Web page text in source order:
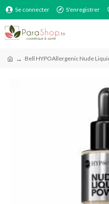
Se connecter S'enregistrer
Bell HYPOAllergenic Nude